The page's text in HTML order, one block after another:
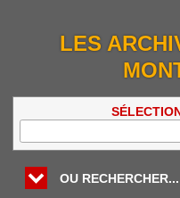
LES
OU RECHERCHER...